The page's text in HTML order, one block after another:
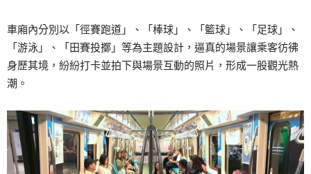
車廂內分別以「徑賽跑道」、「棒球」、「籃球」、「足球」、
「游泳」、「田賽投擲」等為主題設計，逼真的場景讓乘客彷彿
身歷其境，紛紛打卡並拍下與場景互動的照片，形成一股觀光熱
潮。